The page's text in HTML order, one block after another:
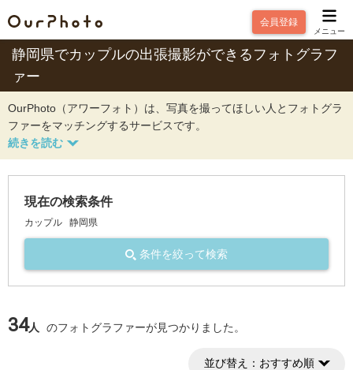
会員登録
メニュー
静岡県でカップルの出張撮影ができるフォトグラフ
ァー
OurPhoto（アワーフォト）は、写真を撮ってほしい人とフォトグラ
ファーをマッチングするサービスです。
現在の検索条件
カップル 静岡県
条件を絞って検索
34人 のフォトグラファーが見つかりました。
並び替え： おすすめ順